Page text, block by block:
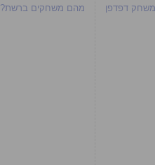
משחק דפדפן
מהם משחקים ברשת?